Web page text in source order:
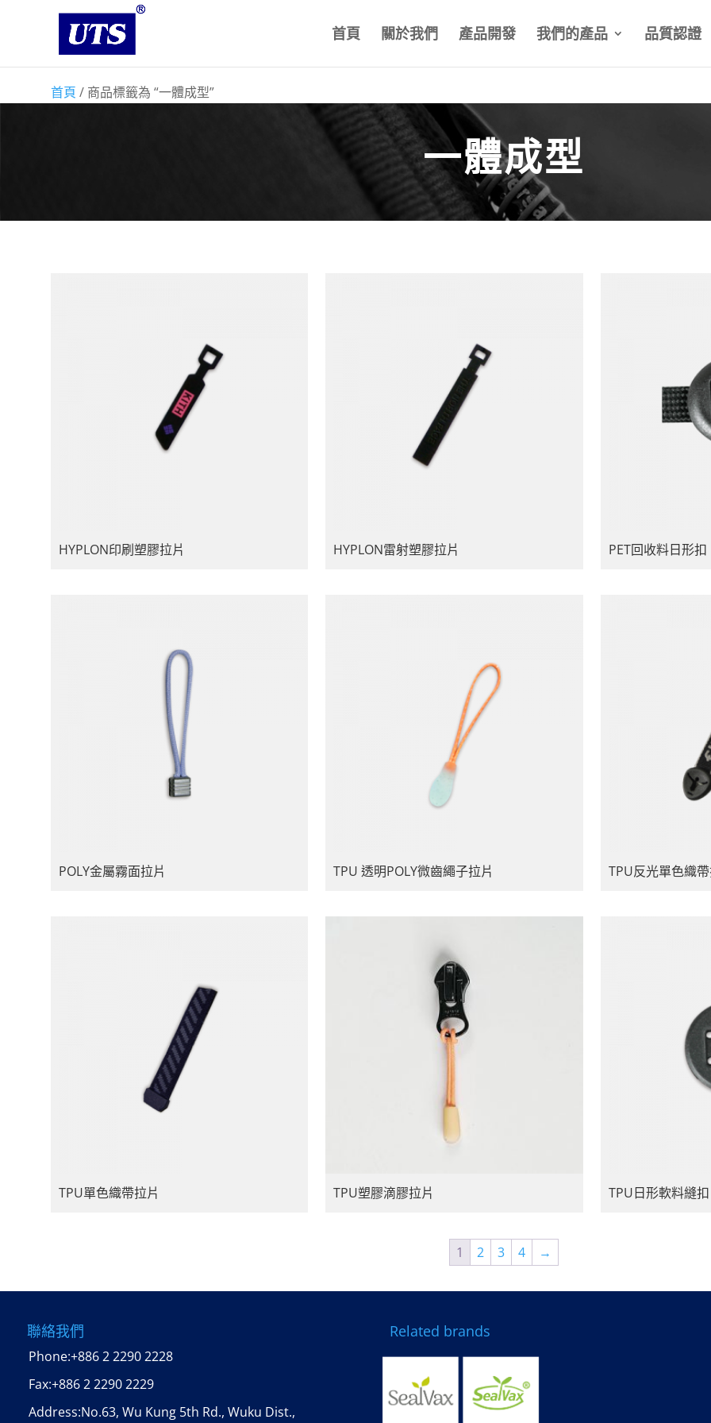
首頁 關於我們 產品開發 我們的產品 品質認證
首頁 / 商品標籤為 “一體成型”
一體成型
HYPLON印刷塑膠拉片 HYPLON雷射塑膠拉片 PET回收料日形扣
POLY金屬霧面拉片 TPU 透明POLY微齒繩子拉片 TPU反光單色織
TPU單色織帶拉片 TPU塑膠滴膠拉片 TPU日形軟料縫扣
1 2 3 4 →
聯絡我們
Phone:+886 2 2290 2228
Fax:+886 2 2290 2229
Address:No.63, Wu Kung 5th Rd., Wuku Dist.,
Related brands